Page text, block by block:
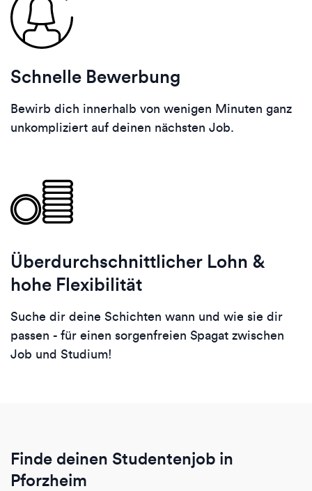
Schnelle Bewerbung
Bewirb dich innerhalb von wenigen Minuten ganz
unkompliziert auf deinen nächsten Job.
Überdurchschnittlicher Lohn &
hohe Flexibilität
Suche dir deine Schichten wann und wie sie dir
passen - für einen sorgenfreien Spagat zwischen
Job und Studium!
Finde deinen Studentenjob in
Pforzheim